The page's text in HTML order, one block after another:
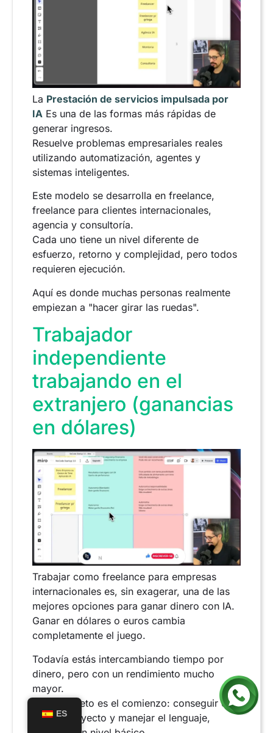
La Prestación de servicios impulsada por
IA Es una de las formas más rápidas de
generar ingresos.
Resuelve problemas empresariales reales
utilizando automatización, agentes y
sistemas inteligentes.
Este modelo se desarrolla en freelance,
freelance para clientes internacionales,
agencia y consultoría.
Cada uno tiene un nivel diferente de
esfuerzo, retorno y complejidad, pero todos
requieren ejecución.
Aquí es donde muchas personas realmente
empiezan a "hacer girar las ruedas".
Trabajador
independiente
trabajando en el
extranjero (ganancias
en dólares)
Trabajar como freelance para empresas
internacionales es, sin exagerar, una de las
mejores opciones para ganar dinero con IA.
Ganar en dólares o euros cambia
completamente el juego.
Todavía estás intercambiando tiempo por
dinero, pero con un rendimiento mucho
mayor.
El mayor reto es el comienzo: conseguir el
primer proyecto y manejar el lenguaje,
ES